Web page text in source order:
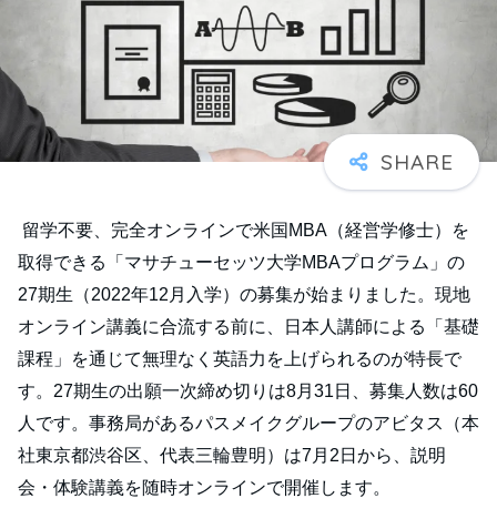
留学不要、完全オンラインで米国MBA（経営学修士）を
取得できる「マサチューセッツ大学MBAプログラム」の
27期生（2022年12月入学）の募集が始まりました。現地
オンライン講義に合流する前に、日本人講師による「基礎
課程」を通じて無理なく英語力を上げられるのが特長で
す。27期生の出願一次締め切りは8月31日、募集人数は60
人です。事務局があるパスメイクグループのアビタス（本
社東京都渋谷区、代表三輪豊明）は7月2日から、説明
会・体験講義を随時オンラインで開催します。